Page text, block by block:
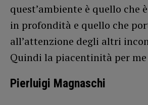
quest’ambiente è quello che
in profondità e quello che
all’attenzione degli altri
Quindi la piacentinità per me
Pierluigi Magnaschi